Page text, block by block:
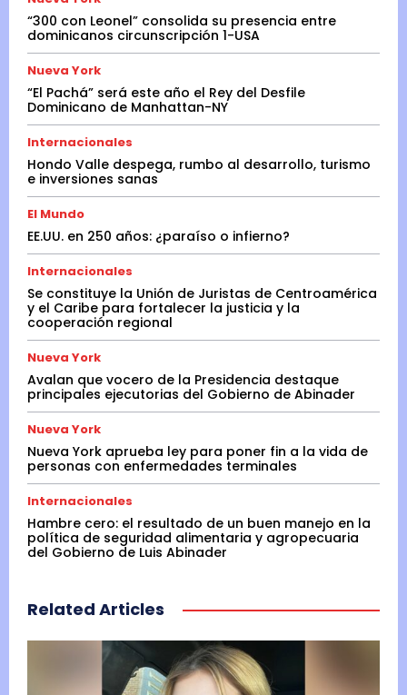
“300 con Leonel” consolida su presencia entre
dominicanos circunscripción 1-USA
Nueva York
“El Pachá” será este año el Rey del Desfile
Dominicano de Manhattan-NY
Internacionales
Hondo Valle despega, rumbo al desarrollo, turismo
e inversiones sanas
El Mundo
EE.UU. en 250 años: ¿paraíso o infierno?
Internacionales
Se constituye la Unión de Juristas de Centroamérica
y el Caribe para fortalecer la justicia y la
cooperación regional
Nueva York
Avalan que vocero de la Presidencia destaque
principales ejecutorias del Gobierno de Abinader
Nueva York
Nueva York aprueba ley para poner fin a la vida de
personas con enfermedades terminales
Internacionales
Hambre cero: el resultado de un buen manejo en la
política de seguridad alimentaria y agropecuaria
del Gobierno de Luis Abinader
Related Articles